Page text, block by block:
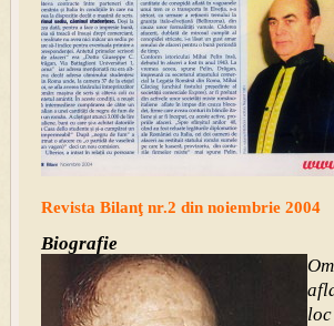
Revista Bilanţ nr.2 din noiembrie 2004
Biografie